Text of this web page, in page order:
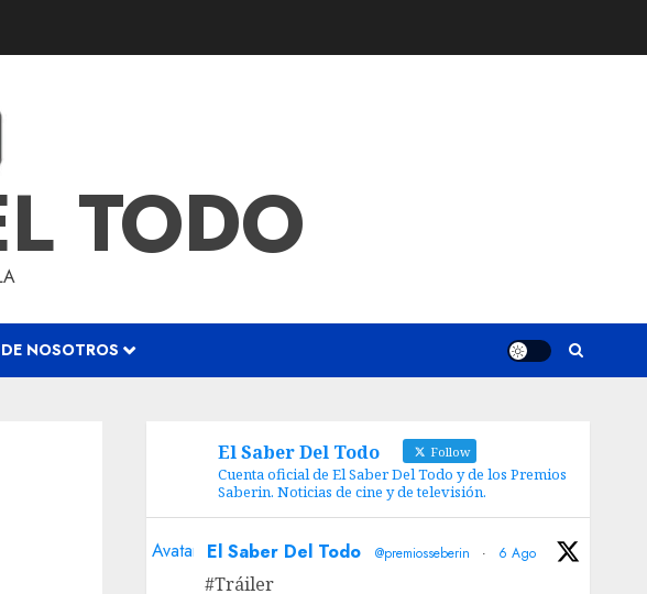
TODO
NOSOTROS
El Saber Del Todo Follow
Cuenta oficial de El Saber Del Todo y de los Premios
Saberin. Noticias de cine y de televisión.
Avatar El Saber Del Todo @premiosseberin · 6 Ago
#Tráiler